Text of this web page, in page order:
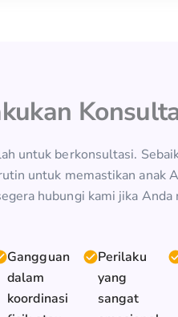
untuk berkonsultasi.
untuk memastikan anak
hubungi kami jika
Gangguan
dalam
koordinasi
Perilaku
yang
sangat